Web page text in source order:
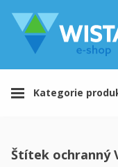
K pokladně
Kategorie
Štítek ochranný